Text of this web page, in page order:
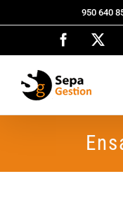
al
950 640
Facebook